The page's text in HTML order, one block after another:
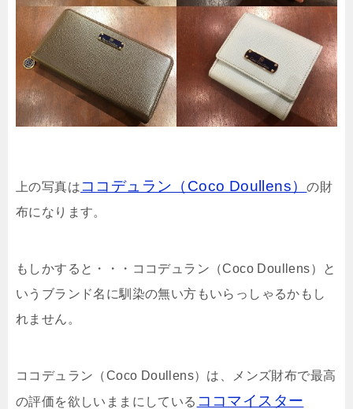
上の写真は ココデュラン（Coco Doullens）の財
布になります。
もしかすると・・・ココデュラン（Coco Doullens）と
いうブランド名に馴染の無い方もいらっしゃるかもし
れません。
ココデュラン（Coco Doullens）は、メンズ財布で最高
の評価を欲しいままにしている ココマイスター